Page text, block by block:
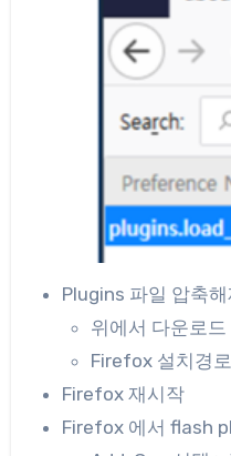
Plugins 파일 압축
위에서 다운로
Firefox 설치경
Firefox 재시작
Firefox 에서 flash